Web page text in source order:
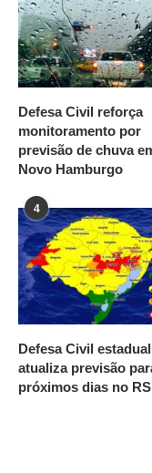
Defesa Civil reforça
monitoramento por
previsão de chuva
Novo Hamburgo
4
Defesa Civil estadual
atualiza previsão
próximos dias no RS